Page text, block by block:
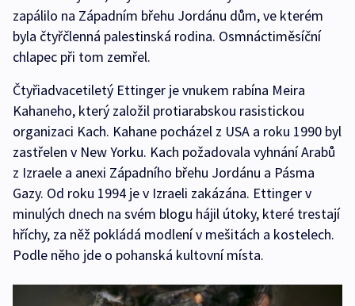
zapálilo na Západním břehu Jordánu dům, ve kterém
byla čtyřčlenná palestinská rodina. Osmnáctiměsíční
chlapec při tom zemřel.
Čtyřiadvacetiletý Ettinger je vnukem rabína Meira
Kahaneho, který založil protiarabskou rasistickou
organizaci Kach. Kahane pocházel z USA a roku 1990 byl
zastřelen v New Yorku. Kach požadovala vyhnání Arabů
z Izraele a anexi Západního břehu Jordánu a Pásma
Gazy. Od roku 1994 je v Izraeli zakázána. Ettinger v
minulých dnech na svém blogu hájil útoky, které trestají
hříchy, za něž pokládá modlení v mešitách a kostelech.
Podle něho jde o pohanská kultovní místa.